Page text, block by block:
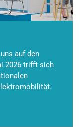
auf den
2026 trifft sich